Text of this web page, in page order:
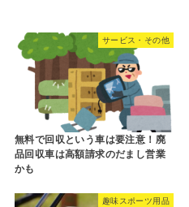
サービス・その他
無料で回収という車は要注意！廃
品回収車は高額請求のだまし営業
かも
趣味スポーツ用品